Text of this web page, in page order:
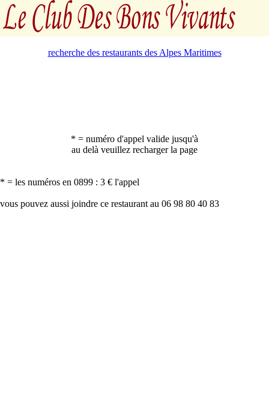
recherche des restaurants des Alpes Maritimes
* = numéro d'appel valide jusqu'à
au delà veuillez recharger la page
* = les numéros en 0899 : 3 € l'appel
vous pouvez aussi joindre ce restaurant au 06 98 80 40 83